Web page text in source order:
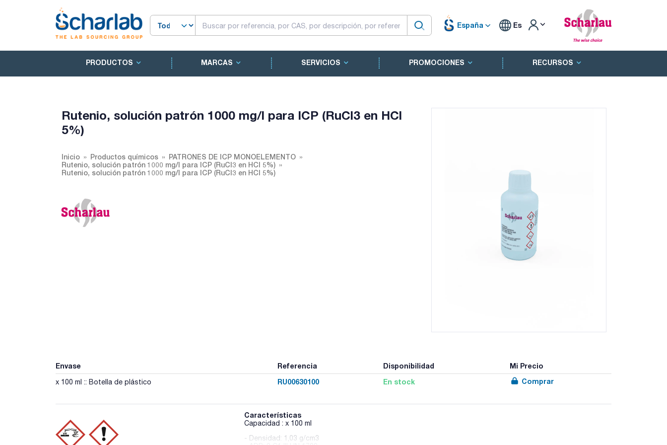
España Es
PRODUCTOS MARCAS SERVICIOS PROMOCIONES RECURSOS
Rutenio, solución patrón 1000 mg/l para ICP (RuCl3 en HCl
5%)
Inicio Productos químicos
PATRONES DE ICP MONOELEMENTO
Rutenio, solución patrón 1000 mg/l para ICP (RuCl3 en HCl 5%)
Rutenio, solución patrón 1000 mg/l para ICP (RuCl3 en HCl 5%)
Envase Referencia Disponibilidad Mi Precio
x 100 ml :: Botella de plástico RU00630100 En stock Comprar
Características
Capacidad : x 100 ml
- Densidad: 1,03 g/cm3